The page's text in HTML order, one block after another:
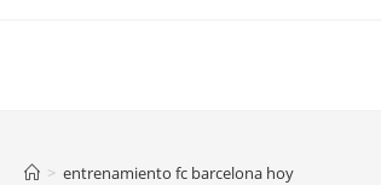
> entrenamiento fc barcelona hoy